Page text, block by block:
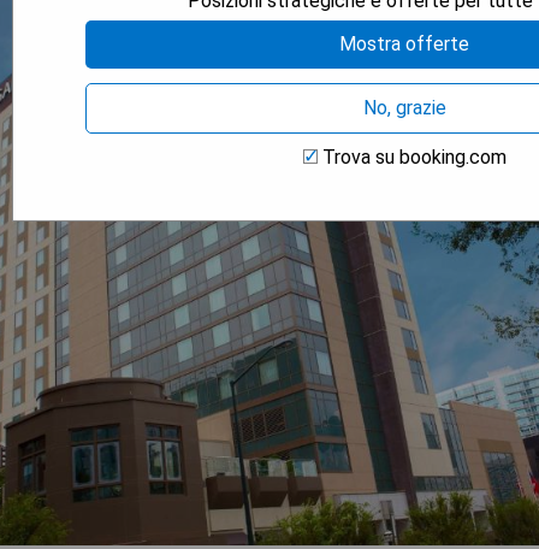
Mostra offerte
No, grazie
Trova su booking.com